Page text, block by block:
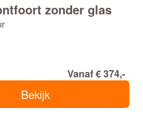
zonder glas
Vanaf € 374,-
Bekijk